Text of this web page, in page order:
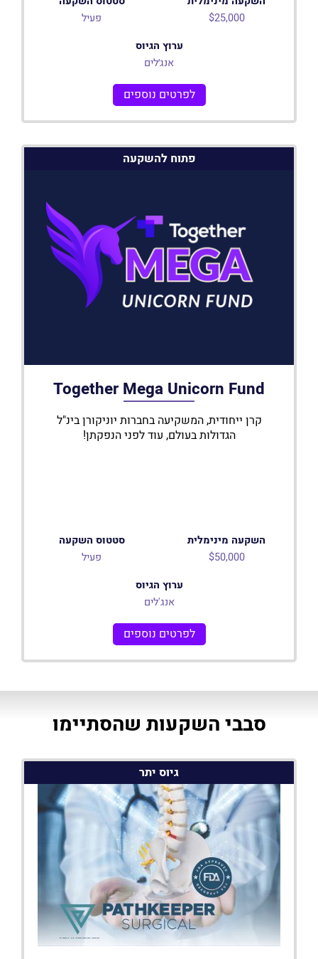
$25,000
פעיל
ערוץ הגיוס
אנג׳לים
לפרטים נוספים
פתוח להשקעה
Together Mega Unicorn Fund
קרן ייחודית, המשקיעה בחברות יוניקורן בינ"ל
הגדולות בעולם, עוד לפני הנפקתן!
השקעה מינימלית
$50,000
סטטוס השקעה
פעיל
ערוץ הגיוס
אנג'לים
לפרטים נוספים
סבבי השקעות שהסתיימו
גיוס יתר